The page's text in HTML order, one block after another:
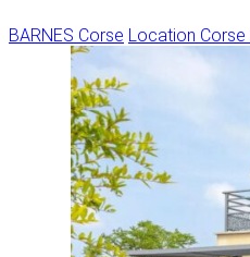
BARNES Corse Location Corse